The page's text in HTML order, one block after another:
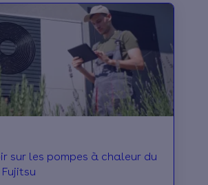
sur les pompes à chaleur du